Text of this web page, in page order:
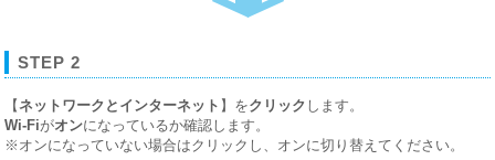
STEP 2
【ネットワークとインターネット 】をクリック します。
Wi-Fiがオンになっているか確認します。
※オンになっていない場合はクリックし、オンに切り替えてください。